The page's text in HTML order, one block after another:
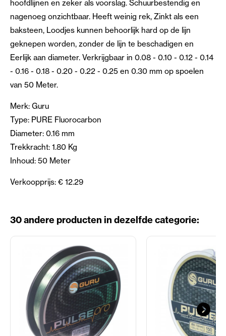
hoofdlijnen en zeker als voorslag. Schuurbestendig en
nagenoeg onzichtbaar. Heeft weinig rek, Zinkt als een
baksteen, Loodjes kunnen behoorlijk hard op de lijn
geknepen worden, zonder de lijn te beschadigen en
Eerlijk aan diameter. Verkrijgbaar in 0.08 - 0.10 - 0.12 - 0.14
- 0.16 - 0.18 - 0.20 - 0.22 - 0.25 en 0.30 mm op spoelen
van 50 Meter.
Merk: Guru
Type: PURE Fluorocarbon
Diameter: 0.16 mm
Trekkracht: 1.80 Kg
Inhoud: 50 Meter
Verkoopprijs: € 12.29
30 andere producten in dezelfde categorie: